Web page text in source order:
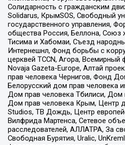
Солидарность с гражданским
Solidarus, КрымSOS, Свободный
государственного управления,
общества Россия, Беллона, Союз
Тисима и Хабомаи, Съезд
Интернешнл, Фонд борьбы с
церквей TCCN, Агора, Всемирный
Novaja Gazeta-Europe, Алтай
прав человека Чернигов, Фонд
Белорусский дом прав человека
Дом прав человека Тбилиси, Дом
Дом прав человека Крым, Центр
Studios, ТВ Дождь, Центр
Вилфрида Мартенса, Сетевое
расследователей, АЛЛАТРА, За
Свободная Бурятия, Uralic,